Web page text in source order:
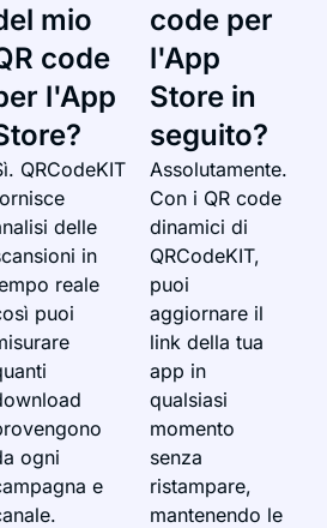
mio
code
l'App
QRCodeKIT
delle
in
reale
puoi
ogni
e
code per
l'App
Store in
seguito?
Assolutamente.
Con i QR code
dinamici di
QRCodeKIT,
puoi
aggiornare il
link della tua
app in
qualsiasi
momento
senza
ristampare,
mantenendo le